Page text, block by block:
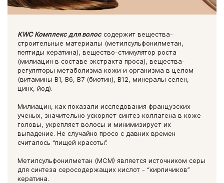
KWC Комплекс для волоссодержит вещества-
строительные материалы (метилсульфонилметан,
пептиды кератина), вещество-стимулятор роста
(милиацин в составе экстракта проса), вещества-
регуляторы метаболизма кожи и организма в целом
(витамины В1, В6, В7 (биотин), В12, минералы селен,
цинк, йод).
Милиацин, как показали исследования французских
ученых, значительно ускоряет синтез коллагена в коже
головы, укрепляет волосы и минимизирует их
выпадение. Не случайно просо с давних времен
считалось “пищей красоты”.
Метилсульфонилметан (МСМ) является источником серы
для синтеза серосодержащих кислот - “кирпичиков”
кератина.